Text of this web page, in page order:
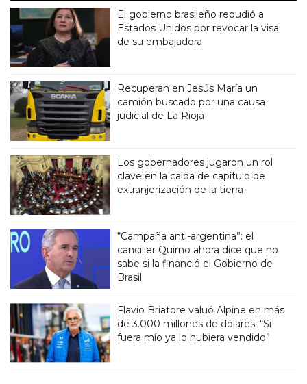
El gobierno brasileño repudió a
Estados Unidos por revocar la visa
de su embajadora
Recuperan en Jesús María un
camión buscado por una causa
judicial de La Rioja
Los gobernadores jugaron un rol
clave en la caída de capítulo de
extranjerización de la tierra
“Campaña anti-argentina”: el
canciller Quirno ahora dice que no
sabe si la financió el Gobierno de
Brasil
Flavio Briatore valuó Alpine en más
de 3.000 millones de dólares: “Si
fuera mío ya lo hubiera vendido”